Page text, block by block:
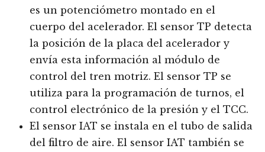
es un potenciómetro montado en el
cuerpo del acelerador. El sensor TP detecta
la posición de la placa del acelerador y
envía esta información al módulo de
control del tren motriz. El sensor TP se
utiliza para la programación de turnos, el
control electrónico de la presión y el TCC.
El sensor IAT se instala en el tubo de salida
del filtro de aire. El sensor IAT también se